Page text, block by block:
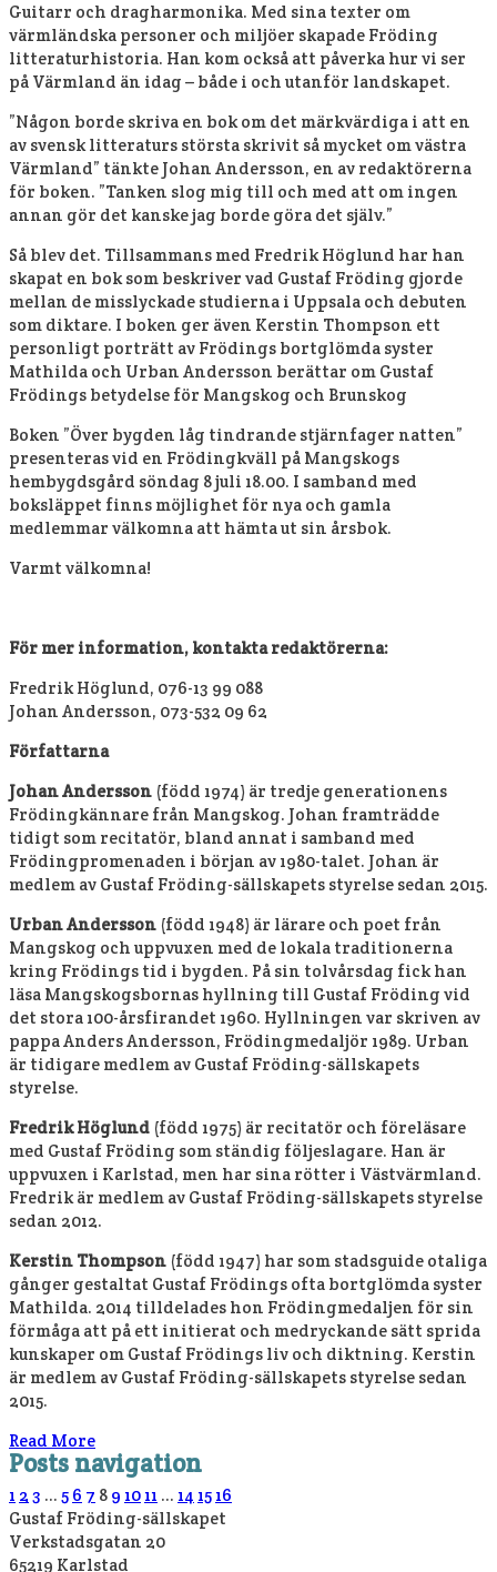
Guitarr och dragharmonika. Med sina texter om
värmländska personer och miljöer skapade Fröding
litteraturhistoria. Han kom också att påverka hur vi ser
på Värmland än idag – både i och utanför landskapet.
”Någon borde skriva en bok om det märkvärdiga i att en
av svensk litteraturs största skrivit så mycket om västra
Värmland” tänkte Johan Andersson, en av redaktörerna
för boken. ”Tanken slog mig till och med att om ingen
annan gör det kanske jag borde göra det själv.”
Så blev det. Tillsammans med Fredrik Höglund har han
skapat en bok som beskriver vad Gustaf Fröding gjorde
mellan de misslyckade studierna i Uppsala och debuten
som diktare. I boken ger även Kerstin Thompson ett
personligt porträtt av Frödings bortglömda syster
Mathilda och Urban Andersson berättar om Gustaf
Frödings betydelse för Mangskog och Brunskog
Boken ”Över bygden låg tindrande stjärnfager natten”
presenteras vid en Frödingkväll på Mangskogs
hembygdsgård söndag 8 juli 18.00. I samband med
boksläppet finns möjlighet för nya och gamla
medlemmar välkomna att hämta ut sin årsbok.
Varmt välkomna!
För mer information, kontakta redaktörerna:
Fredrik Höglund, 076-13 99 088
Johan Andersson, 073-532 09 62
Författarna
Johan Andersson (född 1974) är tredje generationens
Frödingkännare från Mangskog. Johan framträdde
tidigt som recitatör, bland annat i samband med
Frödingpromenaden i början av 1980-talet. Johan är
medlem av Gustaf Fröding-sällskapets styrelse sedan 2015.
Urban Andersson (född 1948) är lärare och poet från
Mangskog och uppvuxen med de lokala traditionerna
kring Frödings tid i bygden. På sin tolvårsdag fick han
läsa Mangskogsbornas hyllning till Gustaf Fröding vid
det stora 100-årsfirandet 1960. Hyllningen var skriven av
pappa Anders Andersson, Frödingmedaljör 1989. Urban
är tidigare medlem av Gustaf Fröding-sällskapets
styrelse.
Fredrik Höglund (född 1975) är recitatör och föreläsare
med Gustaf Fröding som ständig följeslagare. Han är
uppvuxen i Karlstad, men har sina rötter i Västvärmland.
Fredrik är medlem av Gustaf Fröding-sällskapets styrelse
sedan 2012.
Kerstin Thompson (född 1947) har som stadsguide otaliga
gånger gestaltat Gustaf Frödings ofta bortglömda syster
Mathilda. 2014 tilldelades hon Frödingmedaljen för sin
förmåga att på ett initierat och medryckande sätt sprida
kunskaper om Gustaf Frödings liv och diktning. Kerstin
är medlem av Gustaf Fröding-sällskapets styrelse sedan
2015.
Read More
Posts navigation
1 2 3 … 5 6 7 8 9 10 11 … 14 15 16
Gustaf Fröding-sällskapet
Verkstadsgatan 20
65219 Karlstad